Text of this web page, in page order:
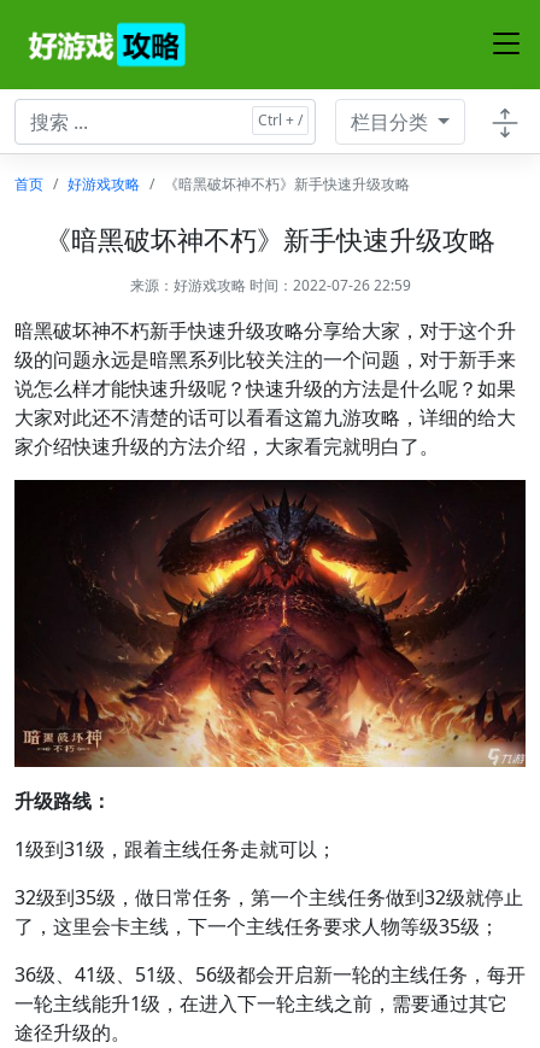
栏目分类
首页 好游戏攻略 《暗黑破坏神不朽》新手快速升级攻略
《暗黑破坏神不朽》新手快速升级攻略
来源： 好游戏攻略时间：2022-07-26 22:59
暗黑破坏神不朽新手快速升级攻略分享给大家，对于这个升
级的问题永远是暗黑系列比较关注的一个问题，对于新手来
说怎么样才能快速升级呢？快速升级的方法是什么呢？如果
大家对此还不清楚的话可以看看这篇九游攻略，详细的给大
家介绍快速升级的方法介绍，大家看完就明白了。
升级路线：
1级到31级，跟着主线任务走就可以；
32级到35级，做日常任务，第一个主线任务做到32级就停止
了，这里会卡主线，下一个主线任务要求人物等级35级；
36级、41级、51级、56级都会开启新一轮的主线任务，每开
一轮主线能升1级，在进入下一轮主线之前，需要通过其它
途径升级的。